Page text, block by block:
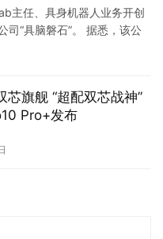
主任、具身机器人业务开创
司“具脑磐石”。 据悉，该公
芯旗舰 “超配双芯战神”
Pro+发布